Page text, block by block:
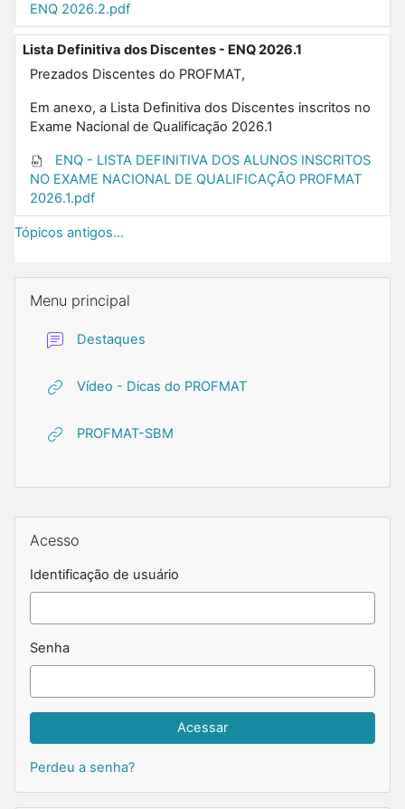
ENQ 2026.2.pdf
Lista Definitiva dos Discentes - ENQ 2026.1
Prezados Discentes do PROFMAT,
Em anexo, a Lista Definitiva dos Discentes inscritos no
Exame Nacional de Qualificação 2026.1
ENQ - LISTA DEFINITIVA DOS ALUNOS INSCRITOS
NO EXAME NACIONAL DE QUALIFICAÇÃO PROFMAT
2026.1.pdf
Tópicos antigos...
Blocos
Menu principal
Destaques
Vídeo - Dicas do PROFMATURL
PROFMAT-SBM
Acesso
Identificação de usuário
Senha
Perdeu a senha?